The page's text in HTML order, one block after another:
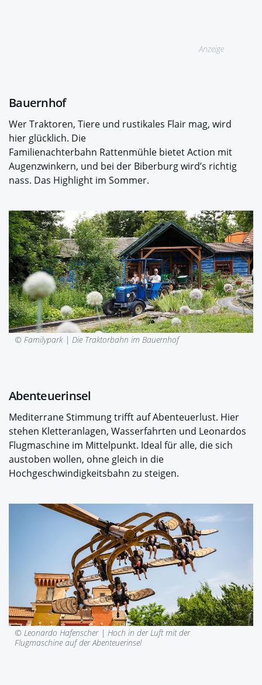
Anzeige
Bauernhof
Wer Traktoren, Tiere und rustikales Flair mag, wird
hier glücklich. Die
Familienachterbahn Rattenmühle bietet Action mit
Augenzwinkern, und bei der Biberburg wird’s richtig
nass. Das Highlight im Sommer.
© Familypark | Die Traktorbahn im Bauernhof
Abenteuerinsel
Mediterrane Stimmung trifft auf Abenteuerlust. Hier
stehen Kletteranlagen, Wasserfahrten und Leonardos
Flugmaschine im Mittelpunkt. Ideal für alle, die sich
austoben wollen, ohne gleich in die
Hochgeschwindigkeitsbahn zu steigen.
© Leonardo Hafenscher | Hoch in der Luft mit der
Flugmaschine auf der Abenteuerinsel